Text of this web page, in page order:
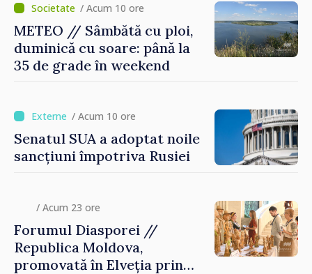
/ Acum 10 ore
METEO // Sâmbătă cu ploi,
duminică cu soare: până la
35 de grade în weekend
/ Acum 10 ore
Senatul SUA a adoptat noile
sancțiuni împotriva Rusiei
/ Acum 23 ore
Forumul Diasporei //
Republica Moldova,
promovată în Elveția prin